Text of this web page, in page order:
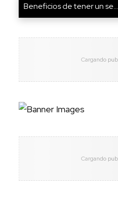
Beneficios de tener un se...